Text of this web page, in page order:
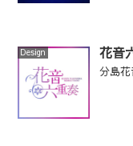
Design 花音
分島花